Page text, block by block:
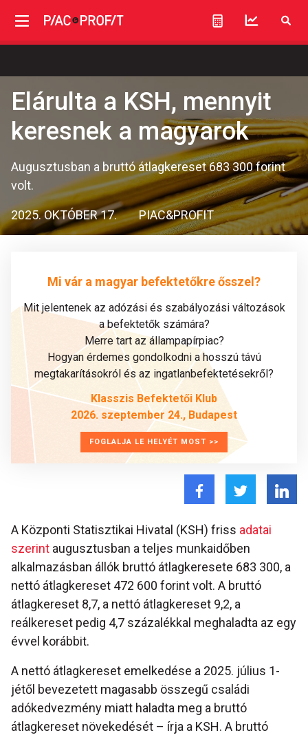
Elárulta a KSH, mennyit
keresnek a magyarok
Augusztusban a bruttó átlagkereset 683 300 forint
volt.
2025. OKTÓBER 17. PIAC&PROFIT
Mi vár a magyar befektetőkre ősszel?
Mit jelentenek az adózási és szabályozási változások
a befektetők számára?
Merre tart az állampapírpiac?
Hogyan érdemes gondolkodni a hosszú távú
megtakarításokról és az ingatlanbefektetésekről?
Klasszis Befektetői Klub
2026. szeptember 24., Budapest
FOGLALJA LE HELYÉT MOST >>
A Központi Statisztikai Hivatal (KSH) friss adatai
szerint augusztusban a teljes munkaidőben
alkalmazásban állók bruttó átlagkeresete 683 300, a
nettó átlagkereset 472 600 forint volt. A bruttó
átlagkereset 8,7, a nettó átlagkereset 9,2, a
reálkereset pedig 4,7 százalékkal meghaladta az egy
évvel korábbit.
A nettó átlagkereset emelkedése a 2025. július 1-
jétől bevezetett magasabb összegű családi
adókedvezmény miatt haladta meg a bruttó
átlagkereset növekedését – írja a KSH. A bruttó